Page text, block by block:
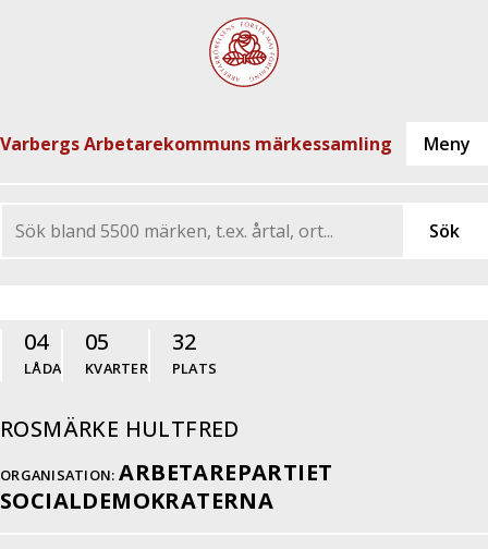
Varbergs Arbetarekommuns märkessamling
04
LÅDA
05
KVARTER
32
PLATS
ROSMÄRKE HULTFRED
ORGANISATION: ARBETAREPARTIET
SOCIALDEMOKRATERNA